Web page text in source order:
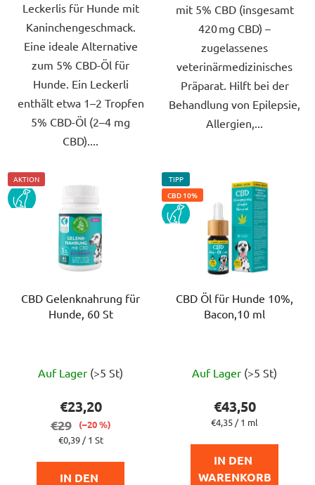
Leckerlis für Hunde mit
Kaninchengeschmack.
Eine ideale Alternative
zum 5% CBD-Öl für
Hunde. Ein Leckerli
enthält etwa 1–2 Tropfen
5% CBD-Öl (2–4 mg
CBD)....
mit 5% CBD (insgesamt
420 mg CBD) –
zugelassenes
veterinärmedizinisches
Präparat. Hilft bei der
Behandlung von Epilepsie,
Allergien,...
AKTION
PES
CBD Gelenknahrung für
Hunde, 60 St
durchschnittliche
ist
5,0
5
Auf Lager (>5 St)
€23,20
€29
(–20 %)
Verkaufspreis:
€0,39 / 1 St
IN DEN
TIPP
CBD 10%
PES
CBD Öl für Hunde 10%,
Bacon,10 ml
ist
von
5
Auf Lager (>5 St)
€43,50
Verkaufspreis:
€4,35 / 1 ml
IN DEN
WARENKORB